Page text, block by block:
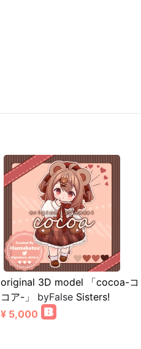
original 3D model 「cocoa-コ
コア-」
byFalse Sisters!
¥ 5,000